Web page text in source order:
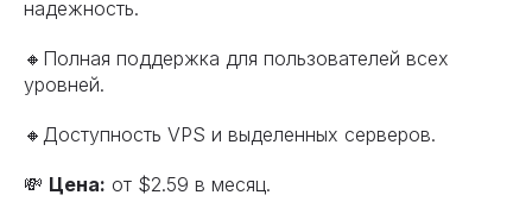
надежность.
🔸Полная поддержка для пользователей всех
уровней.
🔸Доступность VPS и выделенных серверов.
💸 Цена: от $2.59 в месяц.